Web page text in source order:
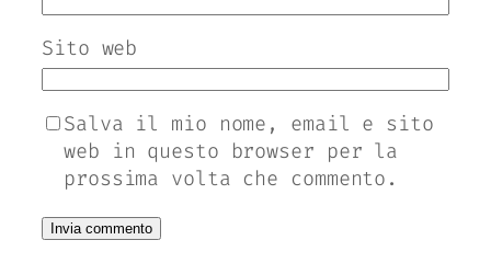
Sito web
Salva il mio nome, email e sito
web in questo browser per la
prossima volta che commento.